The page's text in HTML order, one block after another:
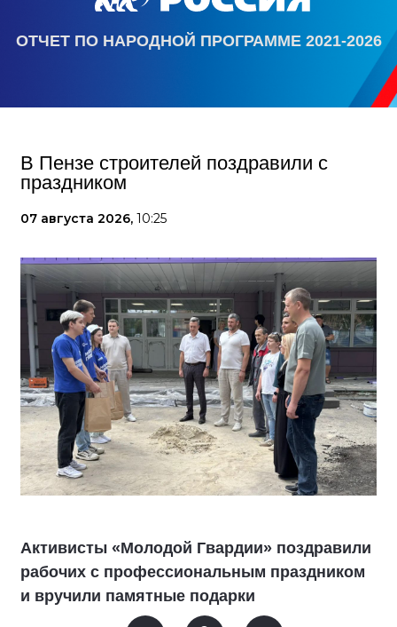
ОТЧЕТ ПО НАРОДНОЙ ПРОГРАММЕ 2021-2026
В Пензе строителей поздравили с
праздником
07 августа 2026, 10:25
Активисты «Молодой Гвардии» поздравили
рабочих с профессиональным праздником
и вручили памятные подарки